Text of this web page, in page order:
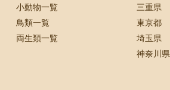
小動物一覧
鳥類一覧
両生類一覧
三重県
東京都
埼玉県
神奈川県